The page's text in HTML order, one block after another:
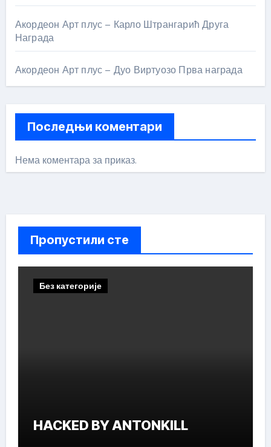
Акордеон Арт плус – Карло Штрангарић Друга
Награда
Акордеон Арт плус – Дуо Виртуозо Прва награда
Последњи коментари
Нема коментара за приказ.
Пропустили сте
Без категорије
HACKED BY ANTONKILL